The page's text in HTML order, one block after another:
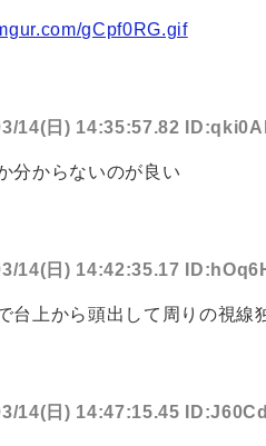
gCpf0RG.gif
14(日) 14:35:57.82
分からないのが良い
14(日) 14:42:35.17
台上から頭出して周りの視線
14(日) 14:47:15.45